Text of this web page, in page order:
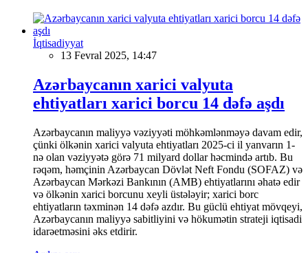
İqtisadiyyat
13 Fevral 2025, 14:47
Azərbaycanın xarici valyuta
ehtiyatları xarici borcu 14 dəfə aşdı
Azərbaycanın maliyyə vəziyyəti möhkəmlənməyə davam edir,
çünki ölkənin xarici valyuta ehtiyatları 2025-ci il yanvarın 1-
nə olan vəziyyətə görə 71 milyard dollar həcmində artıb. Bu
rəqəm, həmçinin Azərbaycan Dövlət Neft Fondu (SOFAZ) və
Azərbaycan Mərkəzi Bankının (AMB) ehtiyatlarını əhatə edir
və ölkənin xarici borcunu xeyli üstələyir; xarici borc
ehtiyatların təxminən 14 dəfə azdır. Bu güclü ehtiyat mövqeyi,
Azərbaycanın maliyyə sabitliyini və hökumətin strateji iqtisadi
idarəetməsini əks etdirir.